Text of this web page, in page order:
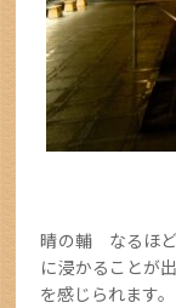
晴の輔 なるほど
に浸かることが
を感じられます。